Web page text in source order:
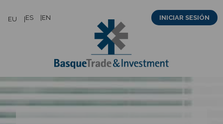
EU ES EN INICIAR SESIÓN